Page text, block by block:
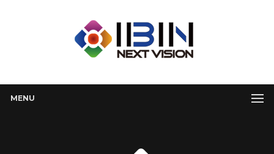
MENU